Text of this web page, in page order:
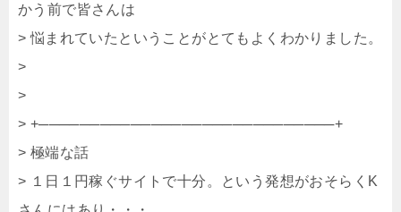
かう前で皆さんは
> 悩まれていたということがとてもよくわかりました。
>
>
> +─────────────────────────────+
> 極端な話
> １日１円稼ぐサイトで十分。という発想がおそらくK